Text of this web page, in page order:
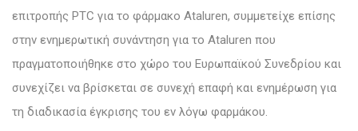
επιτροπής PTC για το φάρμακο Ataluren, συμμετείχε επίσης
στην ενημερωτική συνάντηση για το Ataluren που
πραγματοποιήθηκε στο χώρο του Ευρωπαϊκού Συνεδρίου και
συνεχίζει να βρίσκεται σε συνεχή επαφή και ενημέρωση για
τη διαδικασία έγκρισης του εν λόγω φαρμάκου.